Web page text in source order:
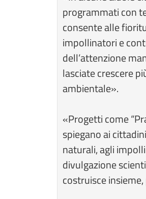
programmati con
consente alle
impollinatori e
dell’attenzione
lasciate crescere
ambientale».
«Progetti come
spiegano ai
naturali, agli
divulgazione
costruisce